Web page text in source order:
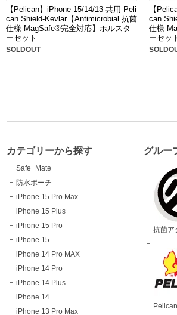
【Pelican】iPhone 15/14/13 共用 Peli
can Shield-Kevlar【Antimicrobial 抗菌
仕様 MagSafe®完全対応】ホルスタ
ーセット
SOLDOUT
【
can
仕様
ーセッ
カテゴリーから探す
Safe+Mate
防水ポーチ
iPhone 15 Pro Max
iPhone 15 Plus
iPhone 15 Pro
iPhone 15
iPhone 14 Pro MAX
iPhone 14 Pro
iPhone 14 Plus
iPhone 14
iPhone 13 Pro Max
グルー
抗菌ア